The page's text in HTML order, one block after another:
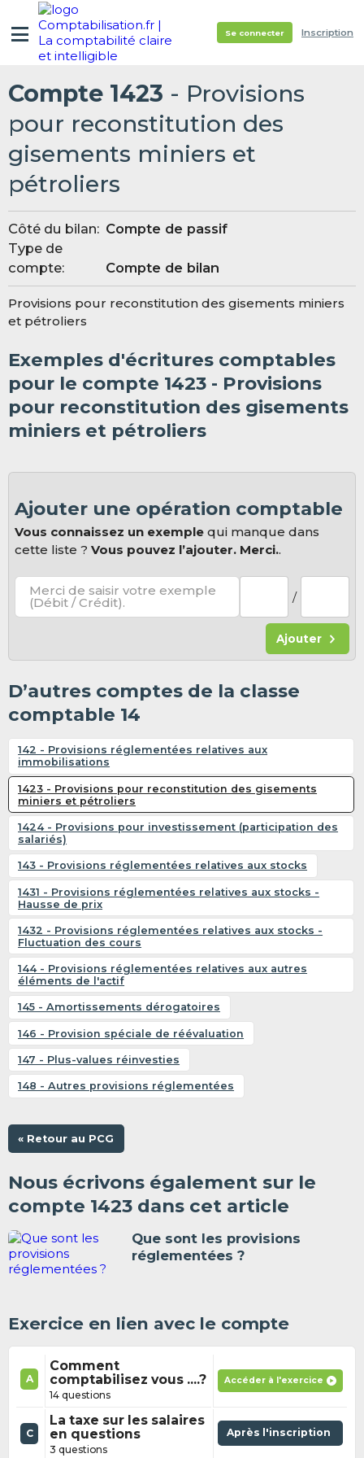
Se connecter Inscription
Compte 1423 - Provisions
pour reconstitution des
gisements miniers et
pétroliers
Côté du bilan: Compte de passif
Type de
compte:
Compte de bilan
Provisions pour reconstitution des gisements miniers
et pétroliers
Exemples d'écritures comptables
pour le compte 1423 - Provisions
pour reconstitution des gisements
miniers et pétroliers
Ajouter une opération comptable
Vous connaissez un exemple qui manque dans
cette liste ?Vous pouvez l’ajouter. Merci..
Merci de saisir votre exemple
(Débit / Crédit). /
Ajouter
D’autres comptes de la classe
comptable 14
142 - Provisions réglementées relatives aux
immobilisations
1423 - Provisions pour reconstitution des gisements
miniers et pétroliers
1424 - Provisions pour investissement (participation des
salariés)
143 - Provisions réglementées relatives aux stocks
1431 - Provisions réglementées relatives aux stocks -
Hausse de prix
1432 - Provisions réglementées relatives aux stocks -
Fluctuation des cours
144 - Provisions réglementées relatives aux autres
éléments de l'actif
145 - Amortissements dérogatoires
146 - Provision spéciale de réévaluation
147 - Plus-values réinvesties
148 - Autres provisions réglementées
« Retour au PCG
Nous écrivons également sur le
compte 1423 dans cet article
Que sont les provisions
réglementées ?
Exercice en lien avec le compte
A
Comment
comptabilisez vous ....?
14 questions
Accéder à l'exercice
C
La taxe sur les salaires
en questions
3 questions
Après l'inscription